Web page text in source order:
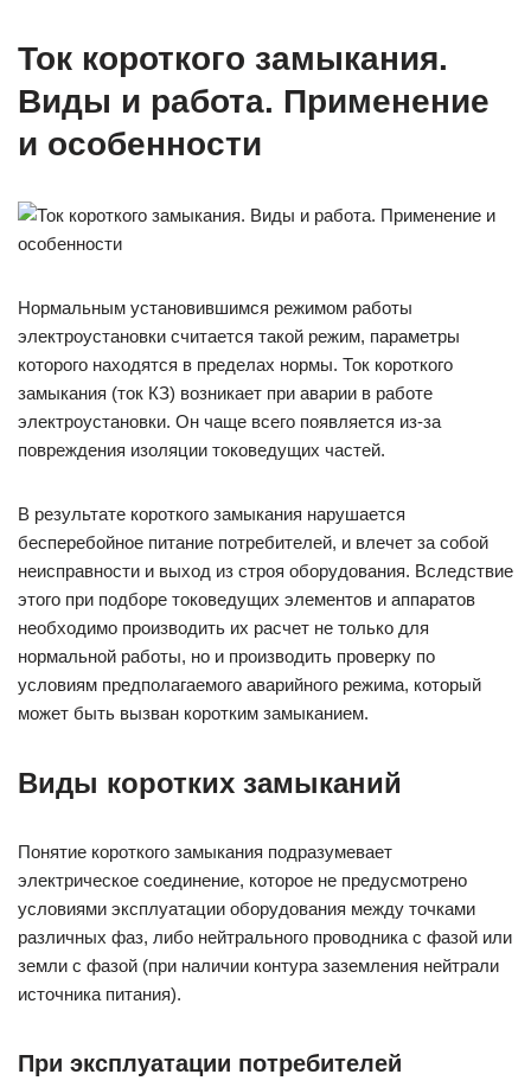
Ток короткого замыкания.
Виды и работа. Применение
и особенности
Нормальным установившимся режимом работы
электроустановки считается такой режим, параметры
которого находятся в пределах нормы. Ток короткого
замыкания (ток КЗ) возникает при аварии в работе
электроустановки. Он чаще всего появляется из-за
повреждения изоляции токоведущих частей.
В результате короткого замыкания нарушается
бесперебойное питание потребителей, и влечет за собой
неисправности и выход из строя оборудования. Вследствие
этого при подборе токоведущих элементов и аппаратов
необходимо производить их расчет не только для
нормальной работы, но и производить проверку по
условиям предполагаемого аварийного режима, который
может быть вызван коротким замыканием.
Виды коротких замыканий
Понятие короткого замыкания подразумевает
электрическое соединение, которое не предусмотрено
условиями эксплуатации оборудования между точками
различных фаз, либо нейтрального проводника с фазой или
земли с фазой (при наличии контура заземления нейтрали
источника питания).
При эксплуатации потребителей